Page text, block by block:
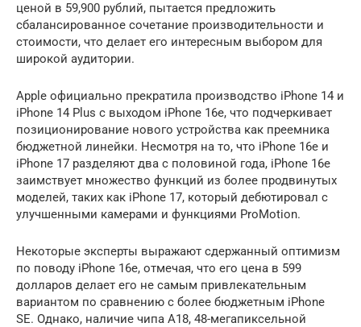
ценой в 59,900 рублий, пытается предложить
сбалансированное сочетание производительности и
стоимости, что делает его интересным выбором для
широкой аудитории.
Apple официально прекратила производство iPhone 14 и
iPhone 14 Plus с выходом iPhone 16e, что подчеркивает
позиционирование нового устройства как преемника
бюджетной линейки. Несмотря на то, что iPhone 16e и
iPhone 17 разделяют два с половиной года, iPhone 16e
заимствует множество функций из более продвинутых
моделей, таких как iPhone 17, который дебютировал с
улучшенными камерами и функциями ProMotion.
Некоторые эксперты выражают сдержанный оптимизм
по поводу iPhone 16e, отмечая, что его цена в 599
долларов делает его не самым привлекательным
вариантом по сравнению с более бюджетным iPhone
SE. Однако, наличие чипа A18, 48-мегапиксельной